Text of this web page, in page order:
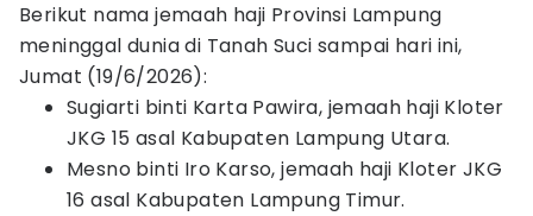
Berikut nama jemaah haji Provinsi Lampung
meninggal dunia di Tanah Suci sampai hari ini,
Jumat (19/6/2026):
Sugiarti binti Karta Pawira, jemaah haji Kloter
JKG 15 asal Kabupaten Lampung Utara.
Mesno binti Iro Karso, jemaah haji Kloter JKG
16 asal Kabupaten Lampung Timur.